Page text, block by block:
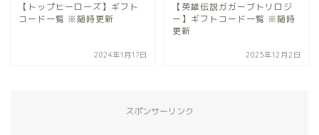
【トップヒーローズ】ギフト
コード一覧 ※随時更新
2024年1月17日
【英雄伝説ガガーブトリロジ
ー】ギフトコード一覧 ※随時
更新
2025年12月2日
スポンサーリンク